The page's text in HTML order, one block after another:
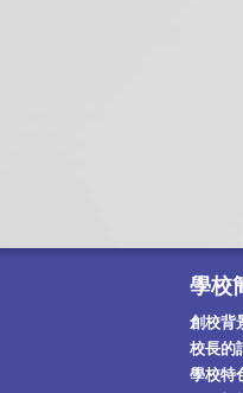
學校
創校背
校長的
學校特